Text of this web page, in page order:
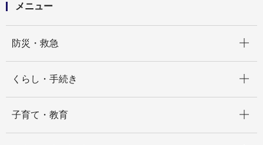
メニュー
防災・救急
くらし・手続き
子育て・教育